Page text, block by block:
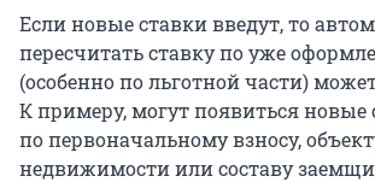
Если новые ставки введут, то
пересчитать ставку по уже
(особенно по льготной части)
К примеру, могут появиться новые
по первоначальному взносу,
недвижимости или составу